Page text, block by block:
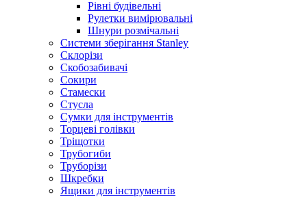
Рівні будівельні
Рулетки вимірювальні
Шнури розмічальні
Системи зберігання Stanley
Склорізи
Скобозабивачі
Сокири
Стамески
Стусла
Сумки для інструментів
Торцеві голівки
Тріщотки
Трубогиби
Труборізи
Шкребки
Ящики для інструментів